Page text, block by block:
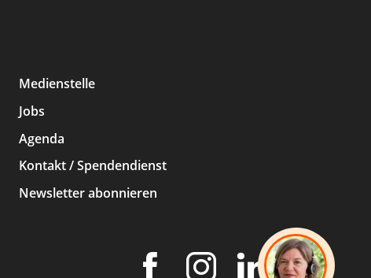
Medienstelle
Jobs
Agenda
Kontakt / Spendendienst
Newsletter abonnieren